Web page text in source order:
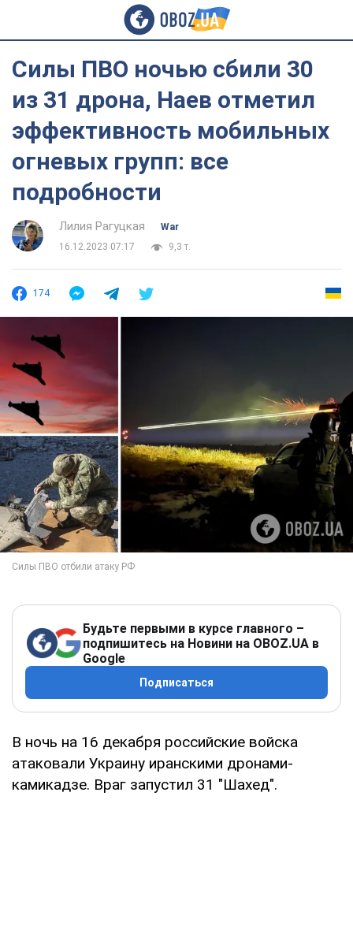
Силы ПВО ночью сбили 30
из 31 дрона, Наев отметил
эффективность мобильных
огневых групп: все
подробности
Лилия Рагуцкая
War
16.12.2023 07:17
9,3 т.
174
Будьте первыми в курсе главного –
подпишитесь на Новини на OBOZ.UA в
Google
Подписаться
В ночь на 16 декабря российские войска
атаковали Украину иранскими дронами-
камикадзе. Враг запустил 31 "Шахед".